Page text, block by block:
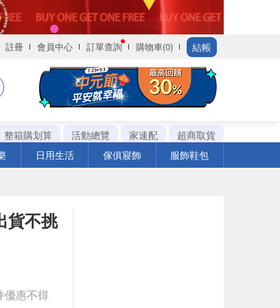
註冊 會員中心 訂單查詢 購物車(0) 結帳
整箱購划算 活動總覽 家速配
超商取貨
日用生活 傢俱寢飾 服飾鞋包
貨不挑
優惠不得